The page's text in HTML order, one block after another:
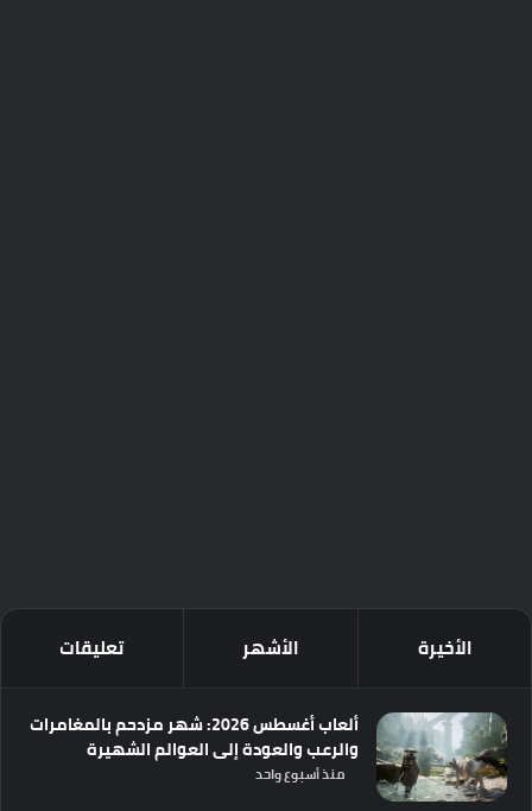
الأخيرة الأشهر تعليقات
ألعاب أغسطس 2026: شهر مزدحم بالمغامرات
والرعب والعودة إلى العوالم الشهيرة
منذ أسبوع واحد